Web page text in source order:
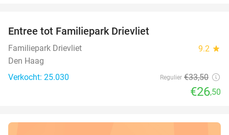
Entree tot Familiepark Drievliet
Familiepark Drievliet 9.2 star
Den Haag
Verkocht: 25.030
Regulier €33,50
€26,50